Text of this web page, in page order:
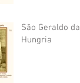
São Geraldo da
Hungria